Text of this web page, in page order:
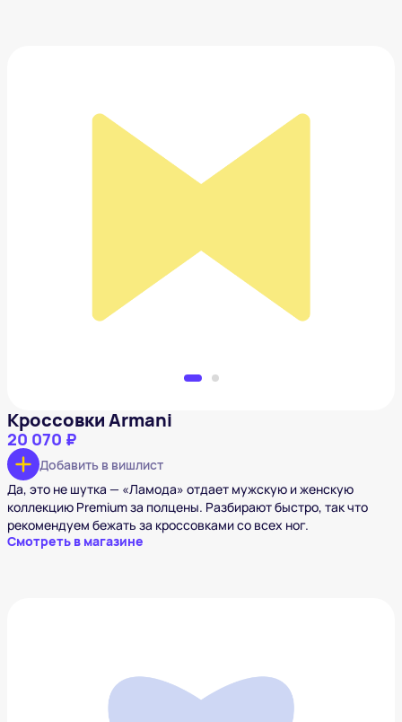
Добавить в вишлист
Кроссовки Armani
20 070 ₽
Добавить в вишлист
Да, это не шутка — «Ламода» отдает мужскую и женскую
коллекцию Premium за полцены. Разбирают быстро, так что
рекомендуем бежать за кроссовками со всех ног.
Смотреть в магазине